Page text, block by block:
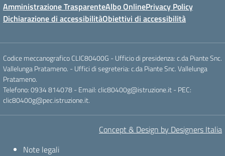
Amministrazione TrasparenteAlbo OnlinePrivacy Policy
Dichiarazione di accessibilitàObiettivi di accessibilità
Codice meccanografico CLIC80400G - Ufficio di presidenza: c.da Piante Snc.
Vallelunga Pratameno. - Uffici di segreteria: c.da Piante Snc. Vallelunga
Pratameno.
Telefono: 0934 814078 - Email: clic80400g@istruzione.it - PEC:
clic80400g@pec.istruzione.it.
Concept & Design by Designers Italia
Note legali